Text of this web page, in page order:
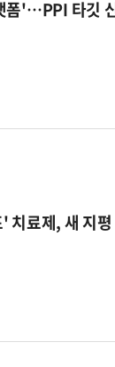
폼'…PPI 타깃
치료제, 새 지평